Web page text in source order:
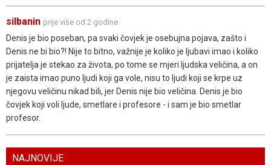
silbanin prije više od 2 godine
Denis je bio poseban, pa svaki čovjek je osebujna pojava, zašto i
Denis ne bi bio?! Nije to bitno, važnije je koliko je ljubavi imao i koliko
prijatelja je stekao za života, po tome se mjeri ljudska veličina, a on
je zaista imao puno ljudi koji ga vole, nisu to ljudi koji se krpe uz
njegovu veličinu nikad bili, jer Denis nije bio veličina. Denis je bio
čovjek koji voli ljude, smetlare i profesore - i sam je bio smetlar
profesor.
NAJNOVIJE